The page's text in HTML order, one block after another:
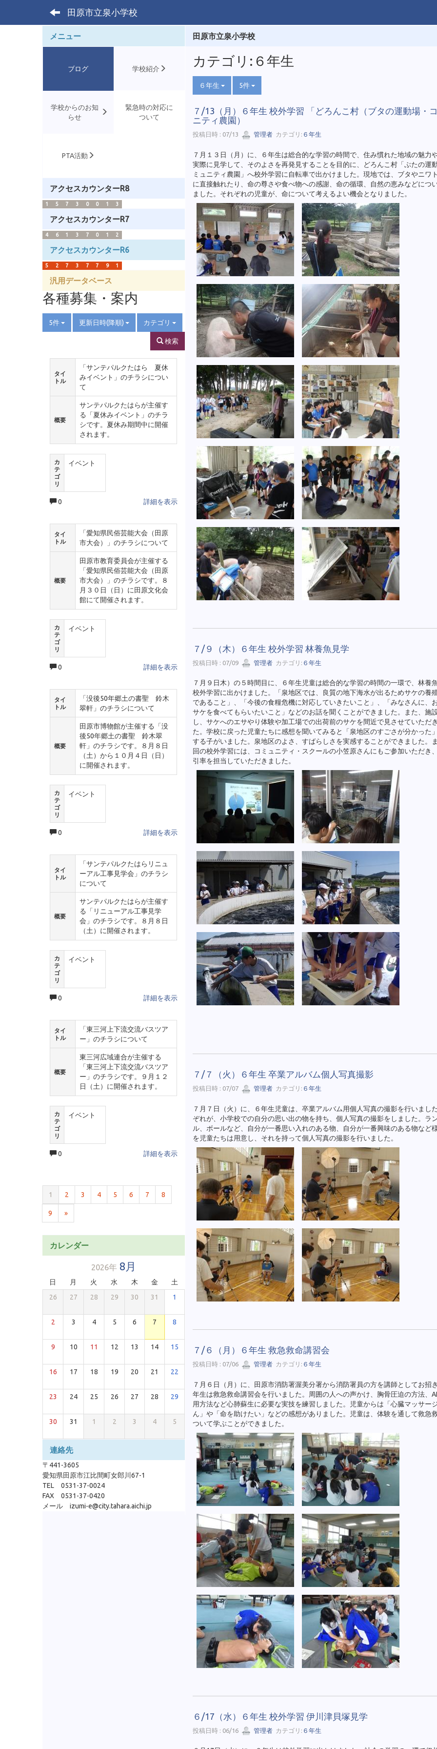
田原市立泉小学校
田原市立泉小学校
カテゴリ:６年生
６年生 5件
７/13（月）６年生 校外学習 「どろんこ村（ブタの運動場・
ニティ農園）
投稿日時 : 07/13 管理者カテゴリ: ６年生
７月１３日（月）に、６年生は総合的な学習の時間で、住み慣れた地域の魅力
実際に見学して、そのよさを再発見することを目的に、どろんこ村「ぶたの運
ミュニティ農園」へ校外学習に自転車で出かけました。現地では、ブタやニワ
に直接触れたり、命の尊さや食べ物への感謝、命の循環、自然の恵みなどにつ
ました。それぞれの児童が、命について考えるよい機会となりました。
７/９（木）６年生 校外学習 林養魚見学
投稿日時 : 07/09 管理者カテゴリ: ６年生
７月９日木）の５時間目に、６年生児童は総合的な学習の時間の一環で、林養
校外学習に出かけました。「泉地区では、良質の地下海水が出るためサケの養
であること」、「今後の食糧危機に対応していきたいこと」、「みなさんに、
サケを食べてもらいたいこと」などのお話を聞くことができました。また、施
し、サケへのエサやり体験や加工場での出荷前のサケを間近で見させていただ
た。学校に戻った児童たちに感想を聞いてみると「泉地区のすごさが分かった
する子がいました。泉地区のよさ、すばらしさを実感することができました。
回の校外学習には、コミュニティ・スクールの小笠原さんにもご参加いただき
引率を担当していただきました。
７/７（火）６年生 卒業アルバム個人写真撮影
投稿日時 : 07/07 管理者カテゴリ: ６年生
７月７日（火）に、６年生児童は、卒業アルバム用個人写真の撮影を行いまし
ぞれが、小学校での自分の思い出の物を持ち、個人写真の撮影をしました。ラ
ル、ボールなど、自分が一番思い入れのある物、自分が一番興味のある物など
を児童たちは用意し、それを持って個人写真の撮影を行いました。
７/６（月）６年生 救急救命講習会
投稿日時 : 07/06 管理者カテゴリ: ６年生
７月６日（月）に、田原市消防署渥美分署から消防署員の方を講師としてお招
年生は救急救命講習会を行いました。周囲の人への声かけ、胸骨圧迫の方法、
用方法など心肺蘇生に必要な実技を練習しました。児童からは「心臓マッサー
ん」や「命を助けたい」などの感想がありました。児童は、体験を通して救急
ついて学ぶことができました。
６/17（水）６年生 校外学習 伊川津貝塚見学
投稿日時 : 06/16 管理者カテゴリ: ６年生
メニュー
ブログ 学校紹介
学校からのお知
らせ
緊急時の対応に
ついて
PTA活動
アクセスカウンターR8
1 5 7 3 0 0 1 3
アクセスカウンターR7
4 6 1 3 7 0 1 2
アクセスカウンターR6
5 2 7 3 7 7 9 1
汎用データベース
各種募集・案内
5件 更新日時(降順) カテゴリ
検索
タイ
トル
「サンテパルクたはら 夏休
みイベント」のチラシについ
て
概要
サンテパルクたはらが主催す
る「夏休みイベント」のチラ
シです。夏休み期間中に開催
されます。
カ
テ
ゴ
リ
イベント
0 詳細を表示
タイ
トル
「愛知県民俗芸能大会（田原
市大会）」のチラシについて
概要
田原市教育委員会が主催する
「愛知県民俗芸能大会（田原
市大会）」のチラシです。８
月３０日（日）に田原文化会
館にて開催されます。
カ
テ
ゴ
リ
イベント
0 詳細を表示
タイ
トル
「没後50年郷土の書聖 鈴木
翠軒」のチラシについて
概要
田原市博物館が主催する「没
後50年郷土の書聖 鈴木翠
軒」のチラシです。８月８日
（土）から１０月４日（日）
に開催されます。
カ
テ
ゴ
リ
イベント
0 詳細を表示
タイ
トル
「サンテパルクたはらリニュ
ーアル工事見学会」のチラシ
について
概要
サンテパルクたはらが主催す
る「リニューアル工事見学
会」のチラシです。８月８日
（土）に開催されます。
カ
テ
ゴ
リ
イベント
0 詳細を表示
タイ
トル
「東三河上下流交流バスツア
ー」のチラシについて
概要
東三河広域連合が主催する
「東三河上下流交流バスツア
ー」のチラシです。９月１２
日（土）に開催されます。
カ
テ
ゴ
リ
イベント
0 詳細を表示
1 2 3 4 5 6 7 8
9 »
カレンダー
2026年 8月
日 月 火 水 木 金
土
26
27 28 29 30 31 1
2 3 4 5 6 7 8
9 10 11 12 13 14 15
16 17 18 19 20 21 22
23 24 25 26 27 28 29
30 31 1 2 3 4 5
連絡先
〒441-3605
愛知県田原市江比間町女郎川67-1
TEL 0531-37-0024
FAX 0531-37-0420
メール izumi-e@city.tahara.aichi.jp